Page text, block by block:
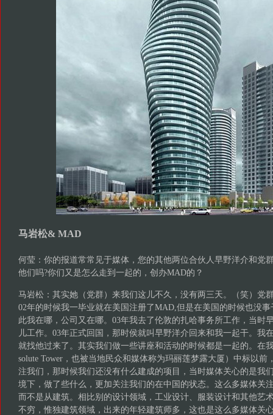
马岩松& MAD
何莹：你的报道常常见于媒体，您的其他两位合伙人早野洋介和党
他们吗?你们又是怎么走到一起的，创办MAD的？
马岩松：其实她（党群）来我们这儿不久，没有两三天。（笑）党
02年的时候我一毕业就在美国注册了MAD,但是在美国的时候也没
此我在哪，公司又在哪。03年我去了伦敦的扎哈事务所工作，当时
儿工作。03年正式回国，那时侯就叫早野洋介回来和我一起干。我
就找他过来了。其实我们做一些讲座和活动的时候都是一起的。在
solute Tower，也被当地民众和媒体称为玛丽莲梦露大厦）中标以前
注我们，那时候我们还没有什么建成的项目，当时媒体关心的是我
境下，做了些什么，更加关注我们的在中国的状态。这么多媒体关
而不是从建筑。相比别的设计领域，工业设计、服装设计和其他艺
不穷，惟独建筑领域，出来的年轻建筑师多，这也是这么多媒体关